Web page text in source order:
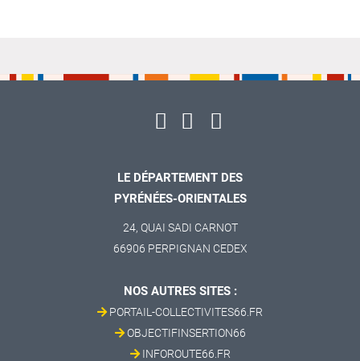
LE DÉPARTEMENT DES
PYRÉNÉES-ORIENTALES
24, QUAI SADI CARNOT
66906 PERPIGNAN CEDEX
NOS AUTRES SITES :
PORTAIL-COLLECTIVITES66.FR
OBJECTIFINSERTION66
INFOROUTE66.FR